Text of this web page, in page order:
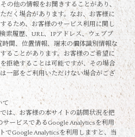
の他の情報をお聞きすることがあり、
だく場合があります。なお、お客様に
るため、お客様のサービス利用に関し
索履歴、URL、IPアドレス、ウェブブ
時間、位置情報、端末の個体識別情報な
ることがあります。お客様のご希望に
拒絶することは可能ですが、その場合
一部をご利用いただけない場合がござ
て
は、お客様の本サイトの訪問状況を把
ービスであるGoogle Analyticsを利用
でGoogle Analyticsを利用しますと、当